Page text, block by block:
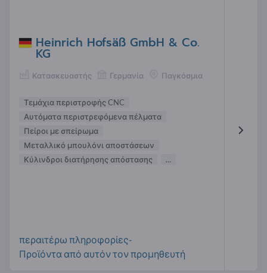
Heinrich Hofsäß GmbH & Co.
KG
Κατασκευαστής Γερμανία Παγκόσμια
Τεμάχια περιστροφής CNC
Αυτόματα περιστρεφόμενα πέλματα
Πείροι με σπείρωμα
Μεταλλικό μπουλόνι αποστάσεων
Κύλινδροι διατήρησης απόστασης
...
περαιτέρω πληροφορίες-
Προϊόντα από αυτόν τον προμηθευτή